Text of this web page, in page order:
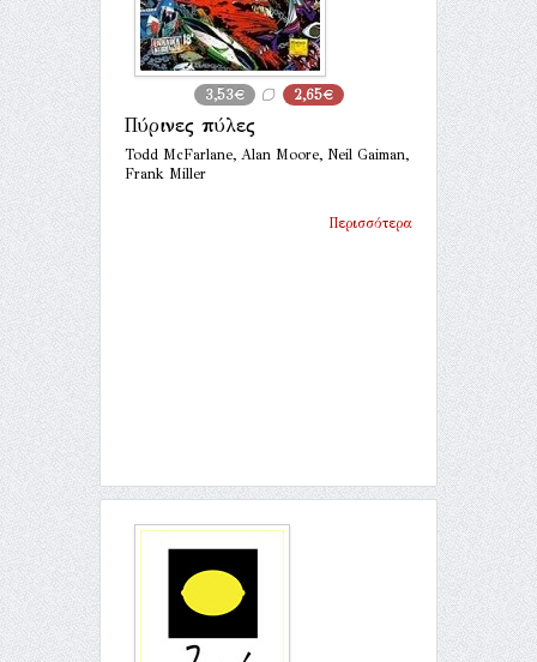
3,53€ 2,65€
Πύρινες πύλες
Todd McFarlane, Alan Moore, Neil Gaiman,
Frank Miller
Περισσότερα